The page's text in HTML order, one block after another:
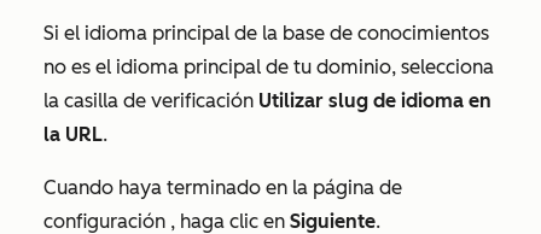
Si el idioma principal de la base de conocimientos
no es el idioma principal de tu dominio, selecciona
la casilla de verificación Utilizar slug de idioma en
la URL.
Cuando haya terminado en la página de
configuración , haga clic en Siguiente.